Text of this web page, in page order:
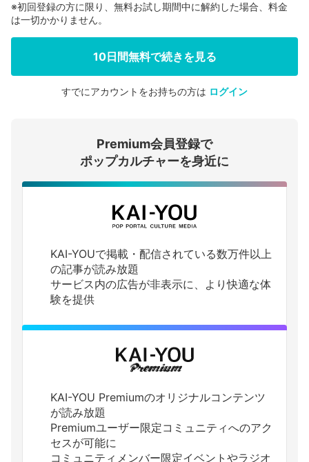
会員登録する
ログインする
※初回登録の方に限り、無料お試し期間中に解約した場合、料金
は一切かかりません。
10日間無料で続きを見る
すでにアカウントをお持ちの方は ログイン
Premium会員登録で
ポップカルチャーを身近に
KAI-YOUで掲載・配信されている数万件以上
の記事が読み放題
サービス内の広告が非表示に、より快適な体
験を提供
KAI-YOU Premiumのオリジナルコンテンツ
が読み放題
Premiumユーザー限定コミュニティへのアク
セスが可能に
コミュニティメンバー限定イベントやラジオ